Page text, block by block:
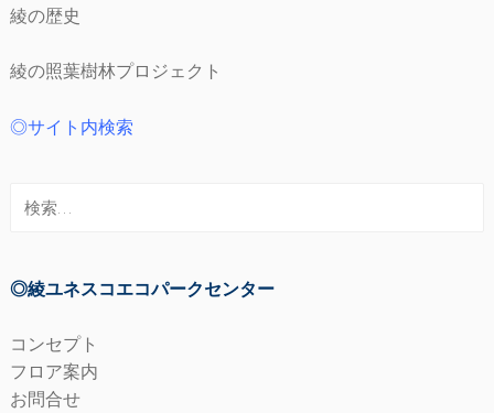
綾の歴史
綾の照葉樹林プロジェクト
◎サイト内検索
索:
◎綾ユネスコエコパークセンター
コンセプト
フロア案内
お問合せ